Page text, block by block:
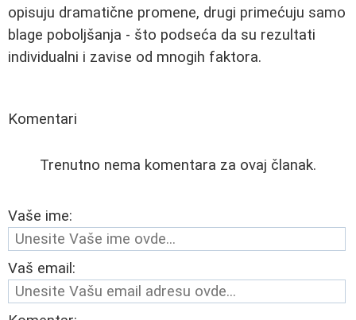
opisuju dramatične promene, drugi primećuju samo
blage poboljšanja - što podseća da su rezultati
individualni i zavise od mnogih faktora.
Komentari
Trenutno nema komentara za ovaj članak.
Vaše ime:
Vaš email: